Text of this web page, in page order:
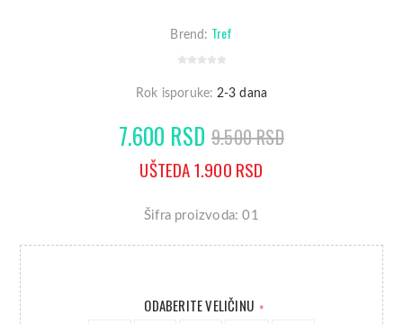
Brend: Tref
Rok isporuke: 2-3 dana
7.600 RSD 9.500 RSD
UŠTEDA 1.900 RSD
Šifra proizvoda: 01
ODABERITE VELIČINU *